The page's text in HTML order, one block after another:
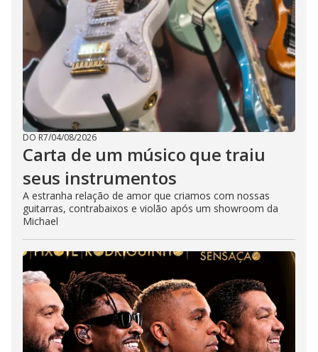
DO R7/04/08/2026
Carta de um músico que traiu
seus instrumentos
A estranha relação de amor que criamos com nossas
guitarras, contrabaixos e violão após um showroom da
Michael